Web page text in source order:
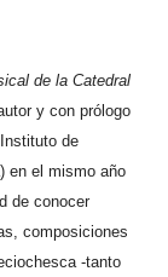
de la Catedral
y con prólogo
de
en el mismo año
de conocer
composiciones
-tanto